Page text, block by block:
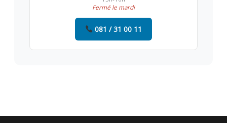
Fermé le mardi
081 / 31 00 11